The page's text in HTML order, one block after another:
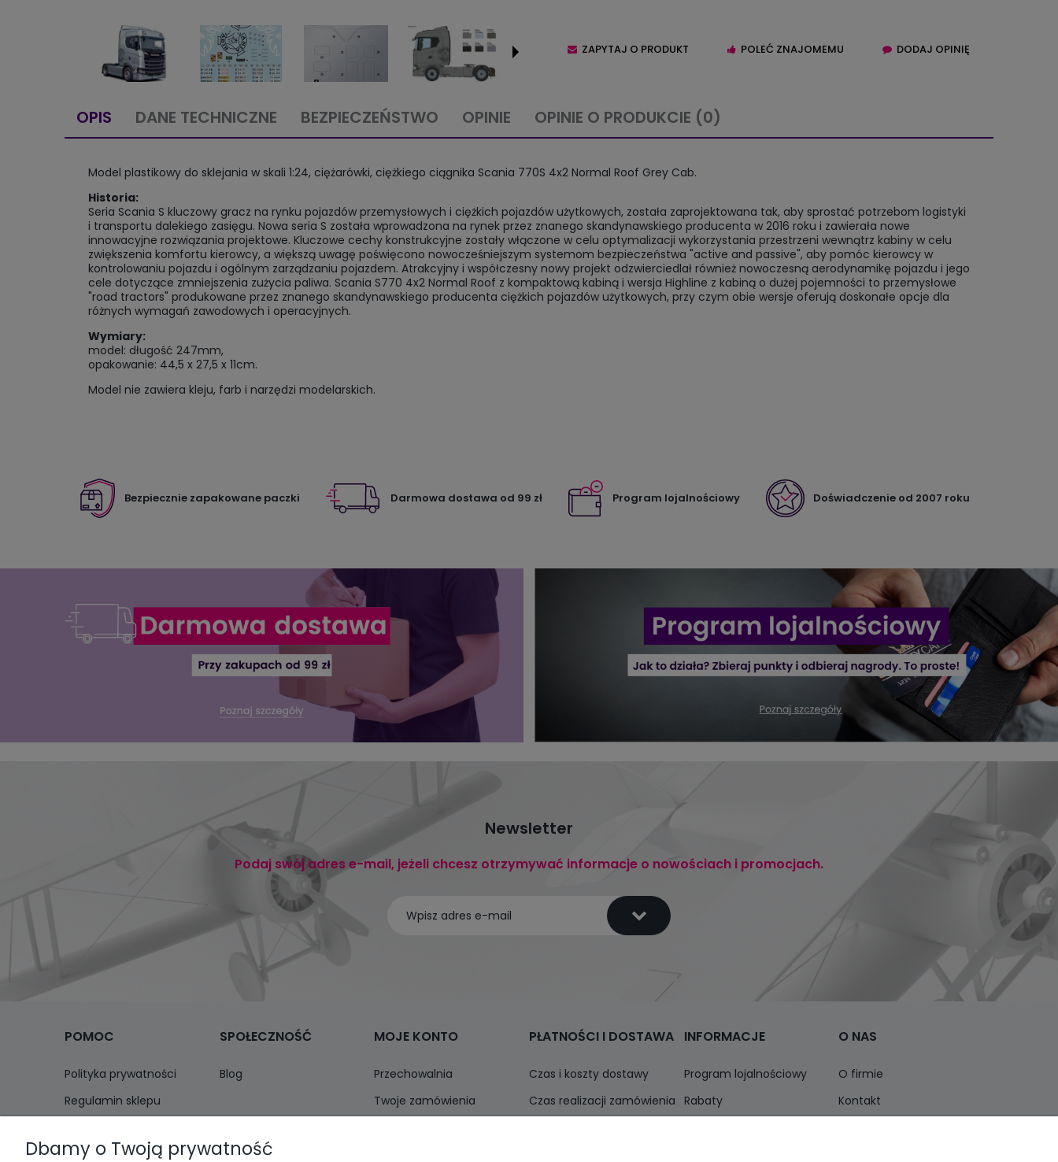
ZAPYTAJ O PRODUKT POLEĆ ZNAJOMEMU DODAJ OPINIĘ
OPIS DANE TECHNICZNE BEZPIECZEŃSTWO OPINIE OPINIE O PRODUKCIE (0)
Model plastikowy do sklejania w skali 1:24, ciężarówki, ciężkiego ciągnika Scania 770S 4x2 Normal Roof Grey Cab.
Historia:
Seria Scania S kluczowy gracz na rynku pojazdów przemysłowych i ciężkich pojazdów użytkowych, została zaprojektowana tak, aby sprostać potrzebom logistyki
i transportu dalekiego zasięgu. Nowa seria S została wprowadzona na rynek przez znanego skandynawskiego producenta w 2016 roku i zawierała nowe
innowacyjne rozwiązania projektowe. Kluczowe cechy konstrukcyjne zostały włączone w celu optymalizacji wykorzystania przestrzeni wewnątrz kabiny w celu
zwiększenia komfortu kierowcy, a większą uwagę poświęcono nowocześniejszym systemom bezpieczeństwa "active and passive", aby pomóc kierowcy w
kontrolowaniu pojazdu i ogólnym zarządzaniu pojazdem. Atrakcyjny i współczesny nowy projekt odzwierciedlał również nowoczesną aerodynamikę pojazdu i jego
cele dotyczące zmniejszenia zużycia paliwa. Scania S770 4x2 Normal Roof z kompaktową kabiną i wersja Highline z kabiną o dużej pojemności to przemysłowe
"road tractors" produkowane przez znanego skandynawskiego producenta ciężkich pojazdów użytkowych, przy czym obie wersje oferują doskonałe opcje dla
różnych wymagań zawodowych i operacyjnych.
Wymiary:
model: długość 247mm,
opakowanie: 44,5 x 27,5 x 11cm.
Model nie zawiera kleju, farb i narzędzi modelarskich.
Bezpiecznie zapakowane paczki Darmowa dostawa od 99 zł Program lojalnościowy Doświadczenie od 2007 roku
Newsletter
Podaj swój adres e-mail, jeżeli chcesz otrzymywać informacje o nowościach i promocjach.
POMOC
Polityka prywatności
Regulamin sklepu
SPOŁECZNOŚĆ
Blog
MOJE KONTO
Przechowalnia
Twoje zamówienia
PŁATNOŚCI I DOSTAWA
Czas i koszty dostawy
Czas realizacji zamówienia
INFORMACJE
Program lojalnościowy
Rabaty
O NAS
O firmie
Kontakt
Dbamy o Twoją prywatność